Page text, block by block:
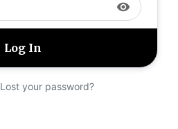
visibility
Lost your password?